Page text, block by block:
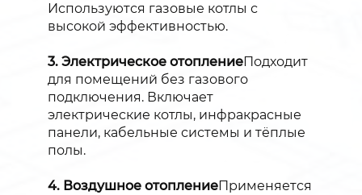
Используются газовые котлы с
высокой эффективностью.
3. Электрическое отоплениеПодходит
для помещений без газового
подключения. Включает
электрические котлы, инфракрасные
панели, кабельные системы и тёплые
полы.
4. Воздушное отоплениеПрименяется